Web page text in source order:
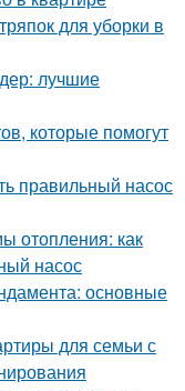
для уборки в
лучшие
которые помогут
правильный насос
отопления: как
насос
основные
для семьи с